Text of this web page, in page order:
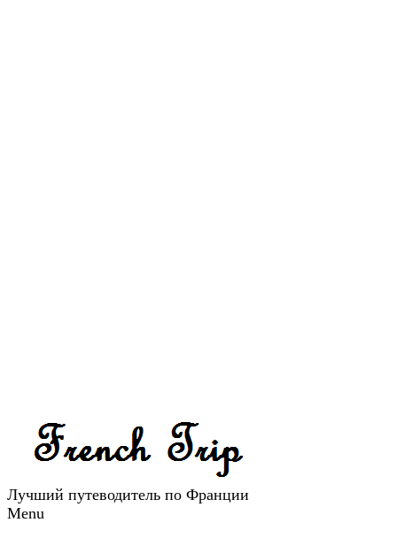
Лучший путеводитель по Франции
Menu